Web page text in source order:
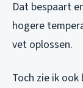
Dat bespaart
hogere
vet oplossen.
Toch zie ik